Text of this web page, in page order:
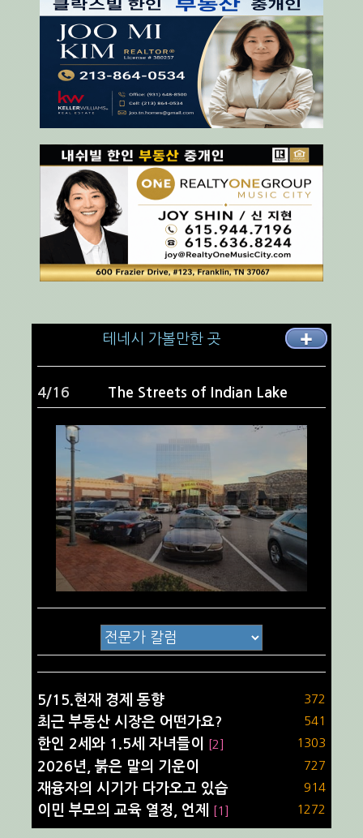
테네시 가볼만한 곳 ✚
4/16 The Streets of Indian Lake
5/15.현재 경제 동향 372
최근 부동산 시장은 어떤가요? 541
한인 2세와 1.5세 자녀들이 [2] 1303
2026년, 붉은 말의 기운이 727
재융자의 시기가 다가오고 있습 914
이민 부모의 교육 열정, 언제 [1] 1272